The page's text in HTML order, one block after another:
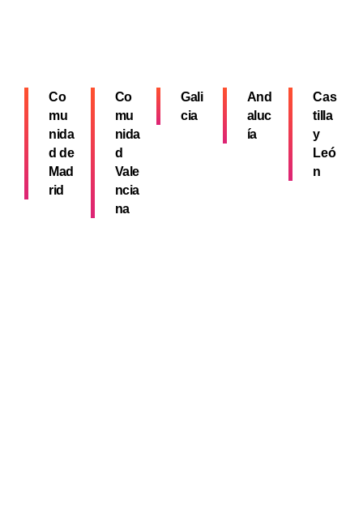
Co
mu
nida
d de
Mad
rid
Co
mu
nida
d
Vale
ncia
na
Gali
cia
And
aluc
ía
Cas
tilla
y
Leó
n